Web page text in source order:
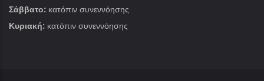
Σάββατο: κατόπιν συνεννόησης
Κυριακή: κατόπιν συνεννόησης